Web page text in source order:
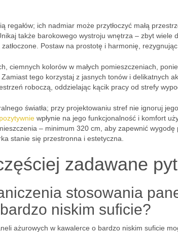
regałów; ich nadmiar może przytłoczyć małą
także barokowego wystroju wnętrza – zbyt wiele
Postaw na prostotę i harmonię,
ciemnych kolorów w małych pomieszczeniach,
tego korzystaj z jasnych tonów i delikatnych
roboczą, oddzielając kącik pracy od strefy
światła; przy projektowaniu stref nie ignoruj
wpłynie na jego funkcjonalność i komfort
– minimum 320 cm, aby zapewnić
stanie się przestronna i estetyczna.
zadawane
stosowania
niskim suficie?
ażurowych w kawalerce o bardzo niskim suficie